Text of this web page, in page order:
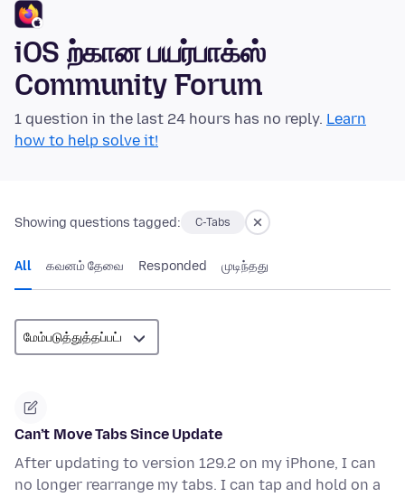
iOS ற்கான பயர்பாக்ஸ்
Community Forum
1 question in the last 24 hours has no reply. Learn
how to help solve it!
Showing questions tagged: C-Tabs
All கவனம் தேவை Responded முடிந்தது
Can’t Move Tabs Since Update
After updating to version 129.2 on my iPhone, I can
no longer rearrange my tabs. I can tap and hold on a